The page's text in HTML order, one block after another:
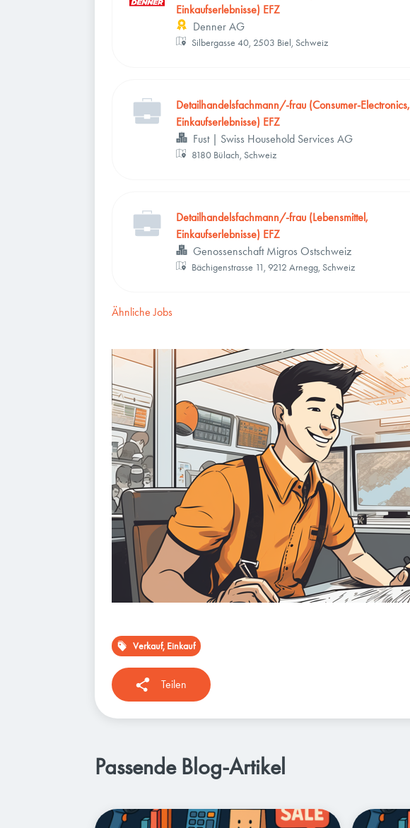
Einkaufserlebnisse) EFZ
Denner AG
Silbergasse 40, 2503 Biel, Schweiz
Detailhandelsfachmann/-frau (Consumer-Electronics,
Einkaufserlebnisse) EFZ
Fust | Swiss Household Services AG
8180 Bülach, Schweiz
Detailhandelsfachmann/-frau (Lebensmittel,
Einkaufserlebnisse) EFZ
Genossenschaft Migros Ostschweiz
Bächigenstrasse 11, 9212 Arnegg, Schweiz
Ähnliche Jobs
Verkauf, Einkauf
Teilen
Passende Blog-Artikel